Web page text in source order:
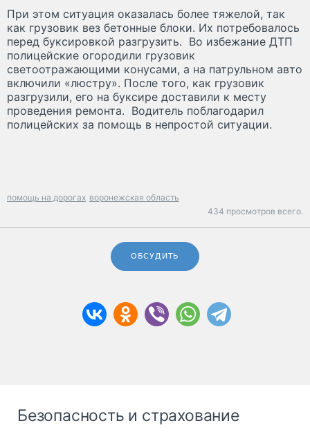
При этом ситуация оказалась более тяжелой, так
как грузовик вез бетонные блоки. Их потребовалось
перед буксировкой разгрузить. Во избежание ДТП
полицейские огородили грузовик
светоотражающими конусами, а на патрульном авто
включили «люстру». После того, как грузовик
разгрузили, его на буксире доставили к месту
проведения ремонта. Водитель поблагодарил
полицейских за помощь в непростой ситуации.
помощь на дорогах воронежская область
434 просмотров всего.
ОБСУДИТЬ
Безопасность и страхование